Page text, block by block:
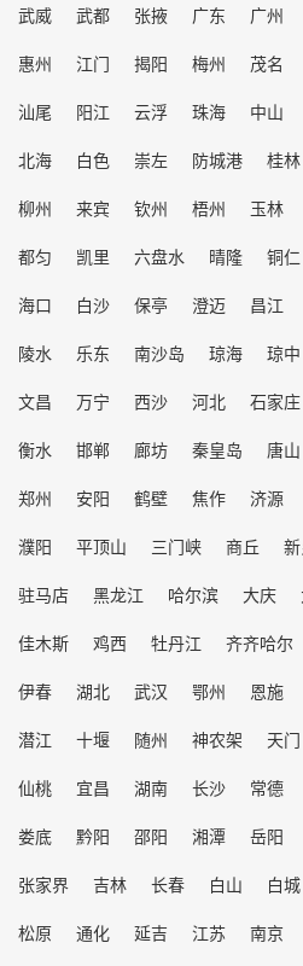
武威
武都 张掖 广东 广州
惠州
江门 揭阳 梅州 茂名
汕尾
阳江 云浮 珠海 中山
北海
白色 崇左 防城港 桂林
柳州
来宾 钦州 梧州 玉林
都匀
凯里 六盘水 晴隆 铜仁
海口
白沙 保亭 澄迈 昌江
陵水
乐东 南沙岛 琼海 琼中
文昌
万宁 西沙 河北 石家庄
衡水
邯郸 廊坊 秦皇岛 唐山
郑州
安阳 鹤壁 焦作 济源
濮阳
平顶山 三门峡 商丘
驻马店
黑龙江 哈尔滨 大庆
佳木斯
鸡西 牡丹江 齐齐哈尔
伊春
湖北 武汉 鄂州 恩施
潜江
十堰 随州 神农架 天门
仙桃
宜昌 湖南 长沙 常德
娄底
黔阳 邵阳 湘潭 岳阳
张家界
吉林 长春 白山 白城
松原
通化 延吉 江苏 南京